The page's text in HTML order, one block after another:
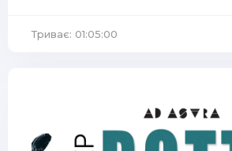
Триває: 01:05:00